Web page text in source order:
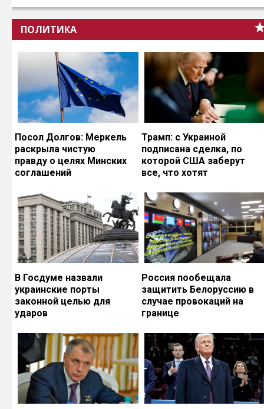
ПОЛИТИКА
Посол Долгов: Меркель
раскрыла чистую
правду о целях Минских
соглашений
Трамп: с Украиной
подписана сделка, по
которой США заберут
все, что хотят
В Госдуме назвали
украинские порты
законной целью для
ударов
Россия пообещала
защитить Белоруссию в
случае провокаций на
границе